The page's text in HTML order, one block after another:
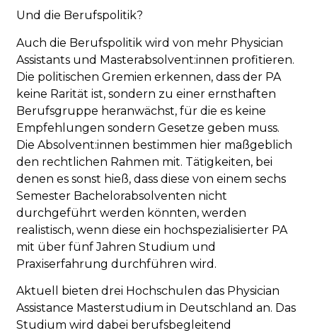
Und die Berufspolitik?
Auch die Berufspolitik wird von mehr Physician
Assistants und Masterabsolvent:innen profitieren.
Die politischen Gremien erkennen, dass der PA
keine Rarität ist, sondern zu einer ernsthaften
Berufsgruppe heranwächst, für die es keine
Empfehlungen sondern Gesetze geben muss.
Die Absolvent:innen bestimmen hier maßgeblich
den rechtlichen Rahmen mit. Tätigkeiten, bei
denen es sonst hieß, dass diese von einem sechs
Semester Bachelorabsolventen nicht
durchgeführt werden könnten, werden
realistisch, wenn diese ein hochspezialisierter PA
mit über fünf Jahren Studium und
Praxiserfahrung durchführen wird.
Aktuell bieten drei Hochschulen das Physician
Assistance Masterstudium in Deutschland an. Das
Studium wird dabei berufsbegleitend